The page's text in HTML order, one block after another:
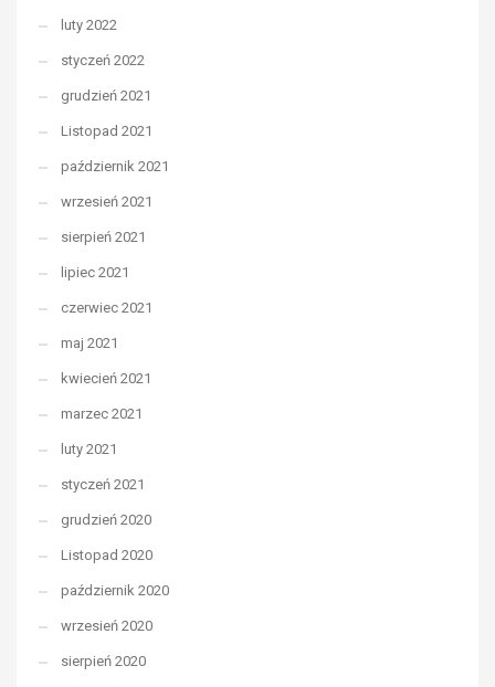
luty 2022
styczeń 2022
grudzień 2021
Listopad 2021
październik 2021
wrzesień 2021
sierpień 2021
lipiec 2021
czerwiec 2021
maj 2021
kwiecień 2021
marzec 2021
luty 2021
styczeń 2021
grudzień 2020
Listopad 2020
październik 2020
wrzesień 2020
sierpień 2020